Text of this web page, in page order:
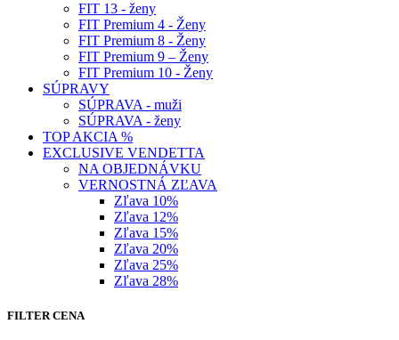
FIT 13 - ženy
FIT Premium 4 - Ženy
FIT Premium 8 - Ženy
FIT Premium 9 – Ženy
FIT Premium 10 - Ženy
SÚPRAVY
SÚPRAVA - muži
SÚPRAVA - ženy
TOP AKCIA %
EXCLUSIVE VENDETTA
NA OBJEDNÁVKU
VERNOSTNÁ ZĽAVA
Zľava 10%
Zľava 12%
Zľava 15%
Zľava 20%
Zľava 25%
Zľava 28%
FILTER CENA